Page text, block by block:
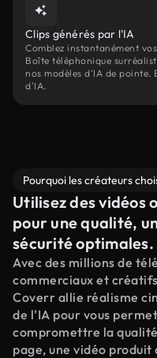
Clips générés par l'IA
Comblez instantanément
Boîte téléphonique
nos modèles d'IA de
d'IA.
Pourquoi les créateurs
Utilisez des vidéos
pour une qualité,
sécurité optimales.
Avec des millions de
commerciaux et
Coverr allie réalisme
de l'IA pour vous
compromettre la
page, une vidéo